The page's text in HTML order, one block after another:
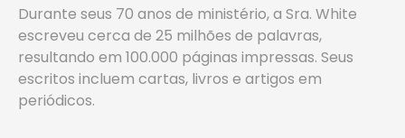
Durante seus 70 anos de ministério, a Sra. White
escreveu cerca de 25 milhões de palavras,
resultando em 100.000 páginas impressas. Seus
escritos incluem cartas, livros e artigos em
periódicos.